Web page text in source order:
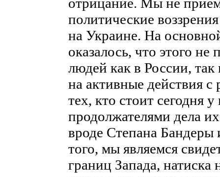
политические
на Украине. На
оказалось, что этого
людей как в России,
на активные действия
тех, кто стоит сегодня
продолжателями дела
вроде Степана
того, мы являемся
границ Запада, натиска